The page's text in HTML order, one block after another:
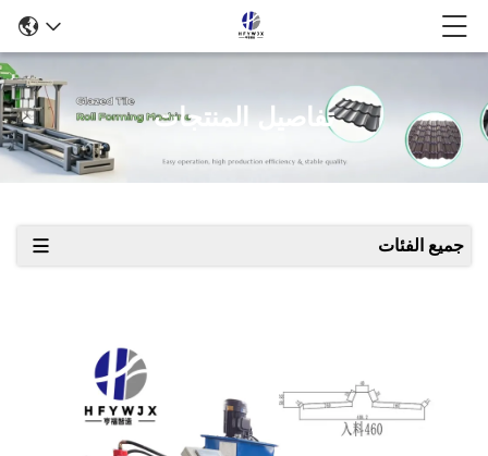
تفاصيل المنتجات
جميع الفئات